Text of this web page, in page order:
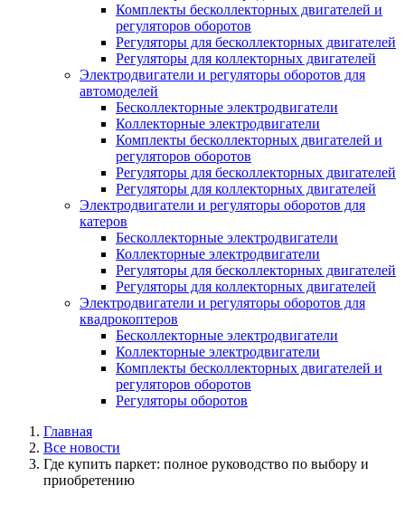
Комплекты бесколлекторных двигателей и
регуляторов оборотов
Регуляторы для бесколлекторных двигателей
Регуляторы для коллекторных двигателей
Электродвигатели и регуляторы оборотов для
автомоделей
Бесколлекторные электродвигатели
Коллекторные электродвигатели
Комплекты бесколлекторных двигателей и
регуляторов оборотов
Регуляторы для бесколлекторных двигателей
Регуляторы для коллекторных двигателей
Электродвигатели и регуляторы оборотов для
катеров
Бесколлекторные электродвигатели
Коллекторные электродвигатели
Регуляторы для бесколлекторных двигателей
Регуляторы для коллекторных двигателей
Электродвигатели и регуляторы оборотов для
квадрокоптеров
Бесколлекторные электродвигатели
Коллекторные электродвигатели
Комплекты бесколлекторных двигателей и
регуляторов оборотов
Регуляторы оборотов
Главная
Все новости
Где купить паркет: полное руководство по выбору и
приобретению